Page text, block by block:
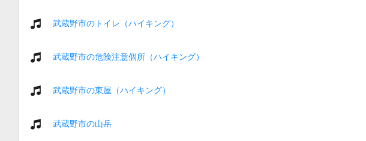
武蔵野市のトイレ（ハイキング）
武蔵野市の危険注意個所（ハイキング）
武蔵野市の東屋（ハイキング）
武蔵野市の山岳